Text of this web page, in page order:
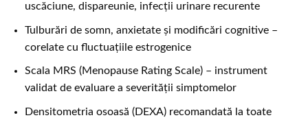
uscăciune, dispareunie, infecții urinare recurente
Tulburări de somn, anxietate și modificări cognitive –
corelate cu fluctuațiile estrogenice
Scala MRS (Menopause Rating Scale) – instrument
validat de evaluare a severității simptomelor
Densitometria osoasă (DEXA) recomandată la toate